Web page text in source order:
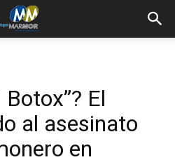
Botox”? El
al asesinato
en